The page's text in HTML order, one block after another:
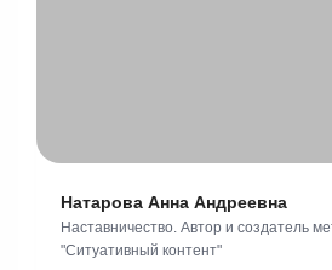
Натарова Анна Андреевна
Наставничество. Автор и создатель
"Ситуативный контент"